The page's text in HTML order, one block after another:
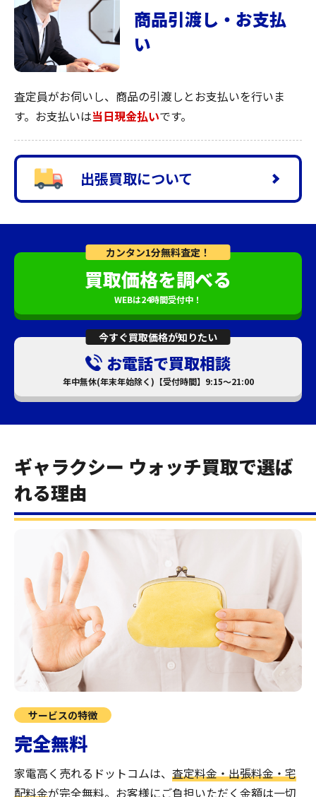
商品引渡し・お支払
い
査定員がお伺いし、商品の引渡しとお支払いを行いま
す。お支払いは当日現金払いです。
出張買取について
カンタン1分無料査定！
買取価格を調べる
WEBは24時間受付中！
今すぐ買取価格が知りたい
お電話で買取相談
年中無休(年末年始除く)【受付時間】9:15～21:00
ギャラクシー ウォッチ買取で選ば
れる理由
サービスの特徴
完全無料
家電高く売れるドットコムは、 査定料金・出張料金・宅
配料金が完全無料。 お客様にご負担いただく金額は一切